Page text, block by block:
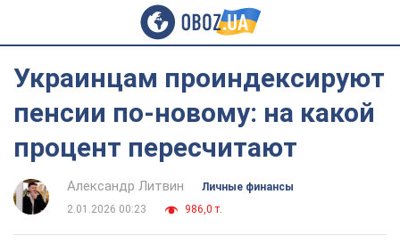
Украинцам проиндексируют
пенсии по-новому: на какой
процент пересчитают
Александр Литвин
Личные финансы
2.01.2026 00:23
986,0 т.